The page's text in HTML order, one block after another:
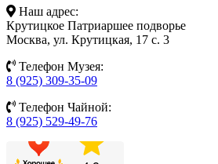
Наш адрес:
Крутицкое Патриаршее подворье
Москва, ул. Крутицкая, 17 с. 3
Телефон Музея:
8 (925) 309-35-09
Телефон Чайной:
8 (925) 529-49-76